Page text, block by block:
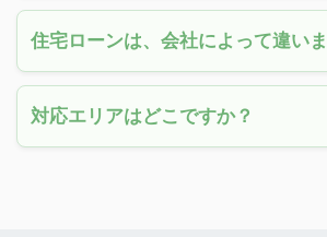
住宅ローンは、会社によって違い
対応エリアはどこですか？